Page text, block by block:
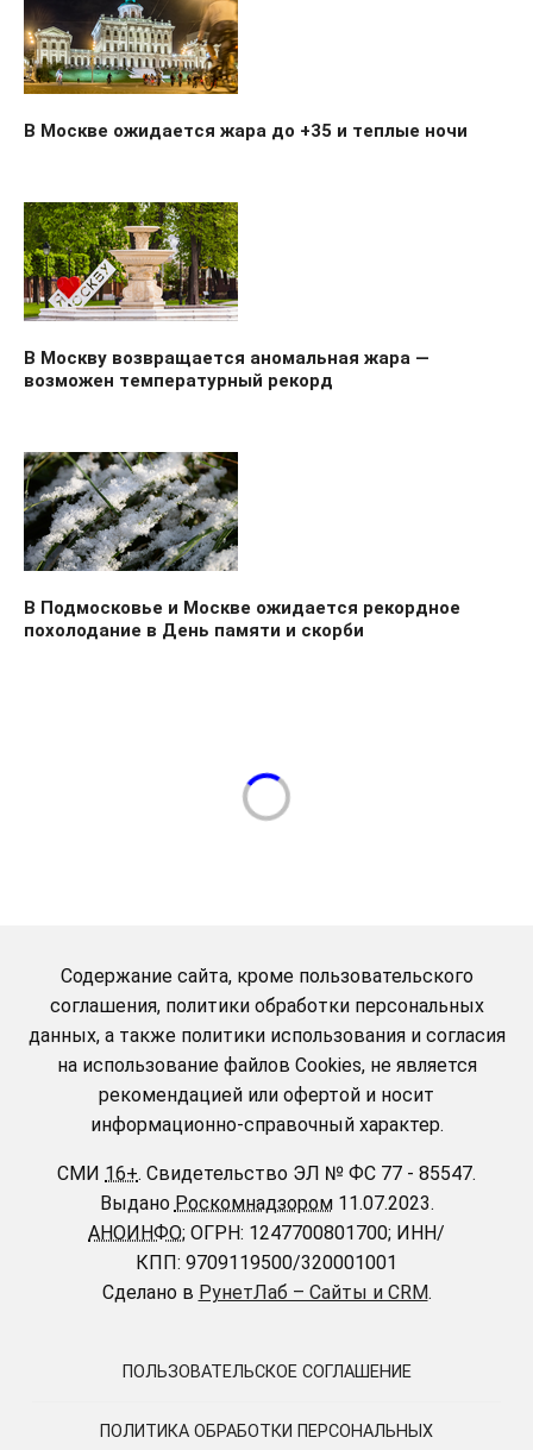
В Москве ожидается жара до +35 и теплые ночи
В Москву возвращается аномальная жара —
возможен температурный рекорд
В Подмосковье и Москве ожидается рекордное
похолодание в День памяти и скорби
Содержание сайта, кроме пользовательского
соглашения, политики обработки персональных
данных, а также политики использования и согласия
на использование файлов Cookies, не является
рекомендацией или офертой и носит
информационно-справочный характер.
СМИ 16+. Свидетельство ЭЛ № ФС 77 - 85547.
Выдано Роскомнадзором11.07.2023.
АНОИНФО; ОГРН: 1247700801700; ИНН/
КПП: 9709119500/320001001
Сделано в РунетЛаб – Сайты и CRM.
ПОЛЬЗОВАТЕЛЬСКОЕ СОГЛАШЕНИЕ
ПОЛИТИКА ОБРАБОТКИ ПЕРСОНАЛЬНЫХ